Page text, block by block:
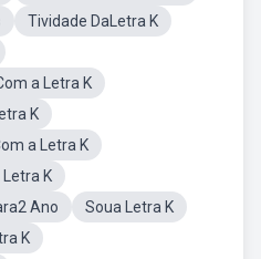
Tividade DaLetra K
a Letra K
K
a Letra K
K
Ano
Soua Letra K
K